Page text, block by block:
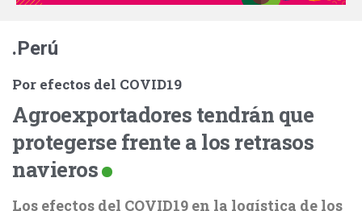
.Perú
Por efectos del COVID19
Agroexportadores tendrán que
protegerse frente a los retrasos
navieros
Los efectos del COVID19 en la logística de los